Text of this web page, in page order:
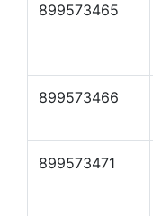
899573465
899573466
899573471